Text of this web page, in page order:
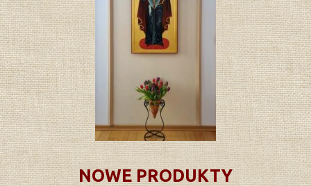
NOWE PRODUKTY